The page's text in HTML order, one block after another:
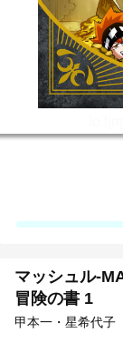
マッシュル-
冒険の書 1
甲本一・星希代子